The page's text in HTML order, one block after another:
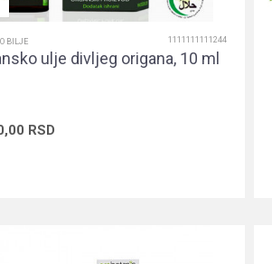
BILJE 1111111111244
ulje divljeg origana, 10 ml
RSD